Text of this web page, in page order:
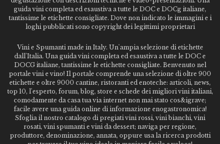
guida vini completa ed esaustiva a tutte le DOC e DOCg italiane,
tantissime le etichette consigliate. Dove non indicato le immagini e i
loghi pubblicati sono copyright dei legittimi proprietari
Vini e Spumanti made in Italy. Un'ampia selezione di etichette
dall'Italia. Una guida vini completa ed esaustiva a tutte le DOC e
DOCG italiane, tantissime le etichette consigliate. Benvenuto nel
portale vini e vino! Il portale comprende una selezione di oltre 900
etichette e oltre 9000 cantine, ristoranti ed enoteche: articoli, news,
top 10, l'esperto, forum, blog, store e schede dei migliori vini italiani,
comodamente da casa tua via internet non mai stato cos&igrave;
facile avere una guida online di informazione enogastronomica!
Sfoglia il nostro catalogo di pregiati vini rossi, vini bianchi, vini
rosati, vini spumanti e vini da dessert; naviga per regione,
produttore, denominazione, annata, oppure usa la ricerca prodotti